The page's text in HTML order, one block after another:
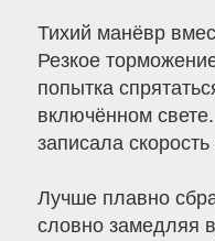
Тихий манёвр
Резкое
попытка
включённом
записала
Лучше плавно
словно замедляя